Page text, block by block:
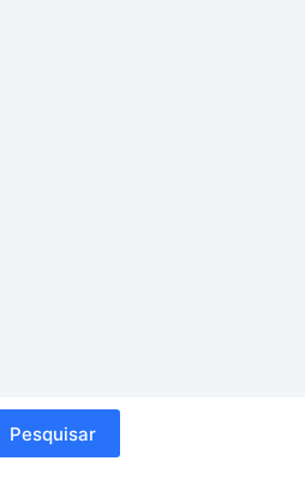
Pesquisar